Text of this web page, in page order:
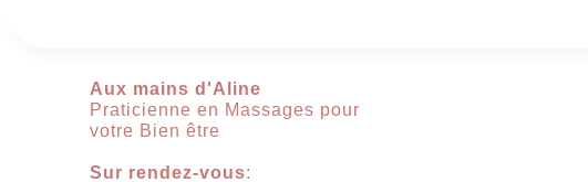
Aux mains d'Aline
Praticienne en Massages pour
votre Bien être
Sur rendez-vous: